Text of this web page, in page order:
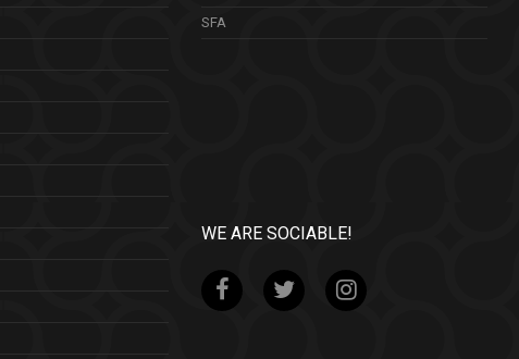
SFA
WE ARE SOCIABLE!